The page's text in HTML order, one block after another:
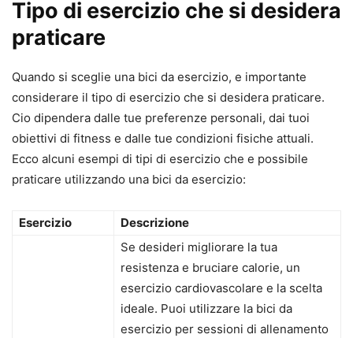
Tipo di esercizio che si desidera
praticare
Quando si sceglie una bici da esercizio, e importante
considerare il tipo di esercizio che si desidera praticare.
Cio dipendera dalle tue preferenze personali, dai tuoi
obiettivi di fitness e dalle tue condizioni fisiche attuali.
Ecco alcuni esempi di tipi di esercizio che e possibile
praticare utilizzando una bici da esercizio:
Esercizio Descrizione
Se desideri migliorare la tua
resistenza e bruciare calorie, un
esercizio cardiovascolare e la scelta
ideale. Puoi utilizzare la bici da
esercizio per sessioni di allenamento